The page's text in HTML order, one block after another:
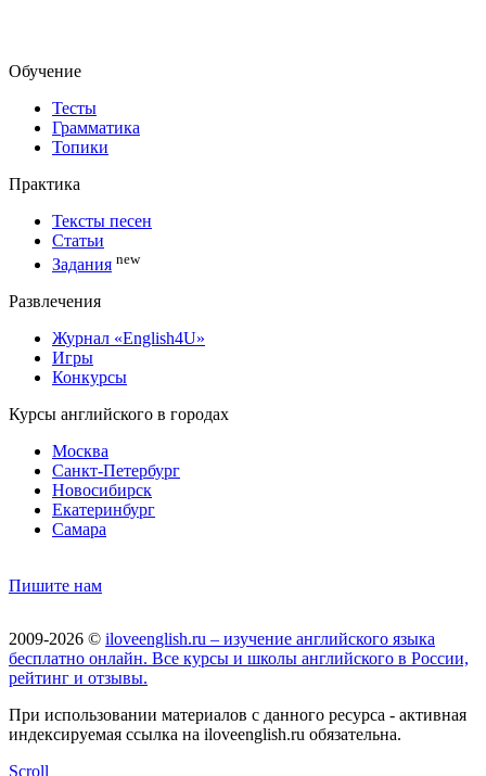
Обучение
Тесты
Грамматика
Топики
Практика
Тексты песен
Статьи
Задания new
Развлечения
Журнал «English4U»
Игры
Конкурсы
Курсы английского в городах
Москва
Санкт-Петербург
Новосибирск
Екатеринбург
Самара
Пишите нам
2009-2026 © iloveenglish.ru – изучение английского языка
бесплатно онлайн. Все курсы и школы английского в России,
рейтинг и отзывы.
При использовании материалов с данного ресурса - активная
индексируемая ссылка на iloveenglish.ru обязательна.
Scroll